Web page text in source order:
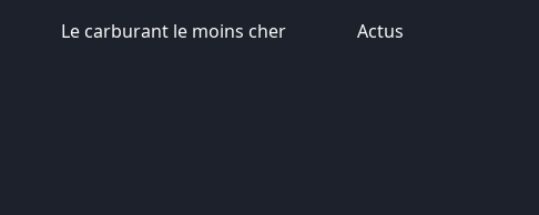
Le carburant le moins cher Actus